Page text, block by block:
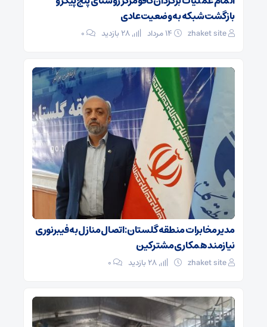
بازگشت شبکه به وضعیت عادی
zhaket site ۰
مدیر مخابرات منطقه گلستان: اتصال منازل به فیبرنوری
نیازمند همکاری مشترکین
zhaket site ۰